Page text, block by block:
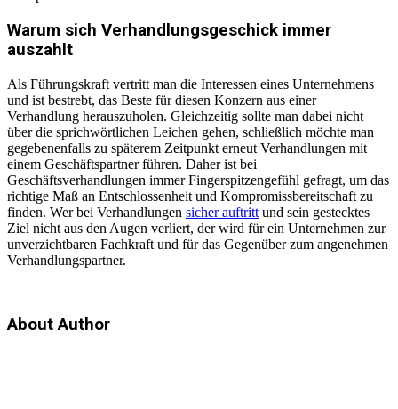
Warum sich Verhandlungsgeschick immer
auszahlt
Als Führungskraft vertritt man die Interessen eines Unternehmens
und ist bestrebt, das Beste für diesen Konzern aus einer
Verhandlung herauszuholen. Gleichzeitig sollte man dabei nicht
über die sprichwörtlichen Leichen gehen, schließlich möchte man
gegebenenfalls zu späterem Zeitpunkt erneut Verhandlungen mit
einem Geschäftspartner führen. Daher ist bei
Geschäftsverhandlungen immer Fingerspitzengefühl gefragt, um das
richtige Maß an Entschlossenheit und Kompromissbereitschaft zu
finden. Wer bei Verhandlungen sicher auftritt und sein gestecktes
Ziel nicht aus den Augen verliert, der wird für ein Unternehmen zur
unverzichtbaren Fachkraft und für das Gegenüber zum angenehmen
Verhandlungspartner.
About Author